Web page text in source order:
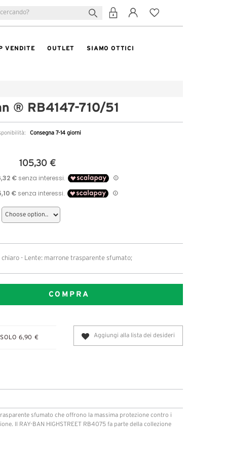
VENDITE OUTLET SIAMO OTTICI
® RB4147-710/51
Consegna 7-14 giorni
105,30 €
chiaro - Lente: marrone trasparente sfumato;
COMPRA
6,90 € Aggiungi alla lista dei desideri
sfumato che offrono la massima protezione contro i
Il RAY-BAN HIGHSTREET RB4075 fa parte della collezione